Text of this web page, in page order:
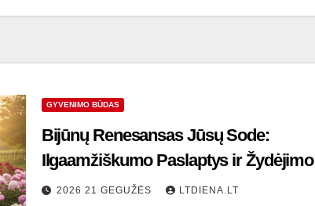
GYVENIMO BŪDAS
Bijūnų Renesansas Jūsų Sode:
Ilgaamžiškumo Paslaptys ir Žydėjimo
Magija
2026 21 GEGUŽĖS LTDIENA.LT